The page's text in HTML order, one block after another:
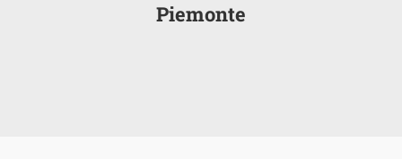
Piemonte